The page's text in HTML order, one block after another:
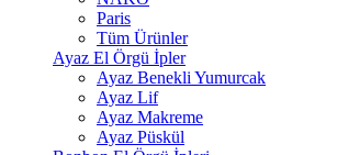
Paris
Tüm Ürünler
Ayaz El Örgü İpler
Ayaz Benekli Yumurcak
Ayaz Lif
Ayaz Makreme
Ayaz Püskül